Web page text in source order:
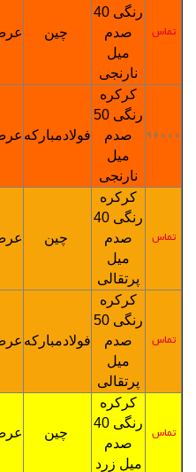
تماس
رنگی 40
صدم
میل
نارنجی
چین
96000
کرکره
رنگی
50
صدم
میل
نارنجی
فولادمبارکه
تماس
کرکره
رنگی 40
صدم
میل
پرتقالی
چین
تماس
کرکره
رنگی
50
صدم
میل
پرتقالی
فولادمبارکه
تماس
کرکره
رنگی 40
صدم
میل زرد
چین